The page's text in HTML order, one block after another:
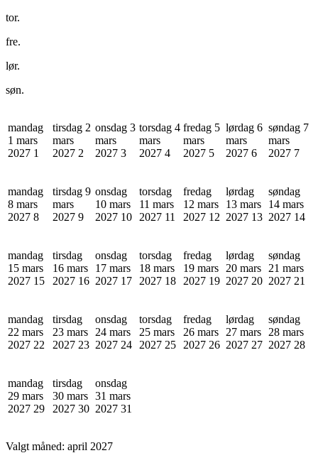
tor.
fre.
lør.
søn.
mandag
1 mars
2027 1
tirsdag 2
mars
2027 2
onsdag 3
mars
2027 3
torsdag 4
mars
2027 4
fredag 5
mars
2027 5
lørdag 6
mars
2027 6
søndag 7
mars
2027 7
mandag
8 mars
2027 8
tirsdag 9
mars
2027 9
onsdag
10 mars
2027 10
torsdag
11 mars
2027 11
fredag
12 mars
2027 12
lørdag
13 mars
2027 13
søndag
14 mars
2027 14
mandag
15 mars
2027 15
tirsdag
16 mars
2027 16
onsdag
17 mars
2027 17
torsdag
18 mars
2027 18
fredag
19 mars
2027 19
lørdag
20 mars
2027 20
søndag
21 mars
2027 21
mandag
22 mars
2027 22
tirsdag
23 mars
2027 23
onsdag
24 mars
2027 24
torsdag
25 mars
2027 25
fredag
26 mars
2027 26
lørdag
27 mars
2027 27
søndag
28 mars
2027 28
mandag
29 mars
2027 29
tirsdag
30 mars
2027 30
onsdag
31 mars
2027 31
Valgt måned: april 2027